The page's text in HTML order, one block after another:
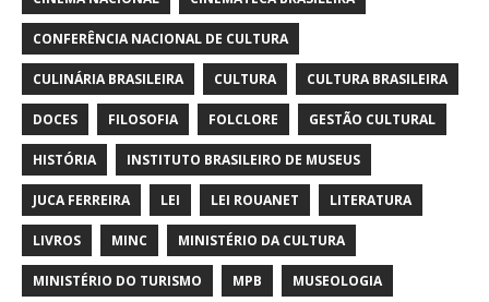
CONFERÊNCIA NACIONAL DE CULTURA
CULINÁRIA BRASILEIRA CULTURA CULTURA BRASILEIRA
DOCES FILOSOFIA FOLCLORE GESTÃO CULTURAL
HISTÓRIA INSTITUTO BRASILEIRO DE MUSEUS
JUCA FERREIRA LEI LEI ROUANET LITERATURA
LIVROS MINC MINISTÉRIO DA CULTURA
MINISTÉRIO DO TURISMO MPB MUSEOLOGIA